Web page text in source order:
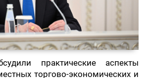
практические аспекты
торгово-экономических и